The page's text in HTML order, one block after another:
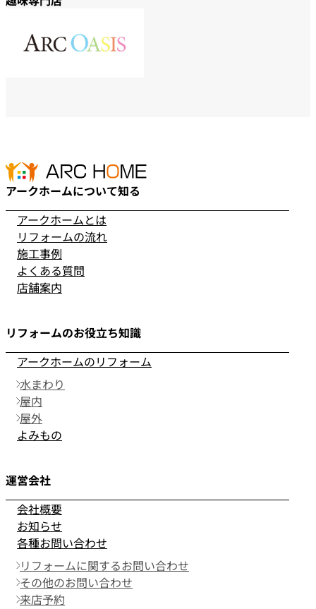
アークホームについて知る
アークホームとは
リフォームの流れ
施工事例
よくある質問
店舗案内
リフォームのお役立ち知識
アークホームのリフォーム
水まわり
屋内
屋外
よみもの
運営会社
会社概要
お知らせ
各種お問い合わせ
リフォームに関するお問い合わせ
その他のお問い合わせ
来店予約